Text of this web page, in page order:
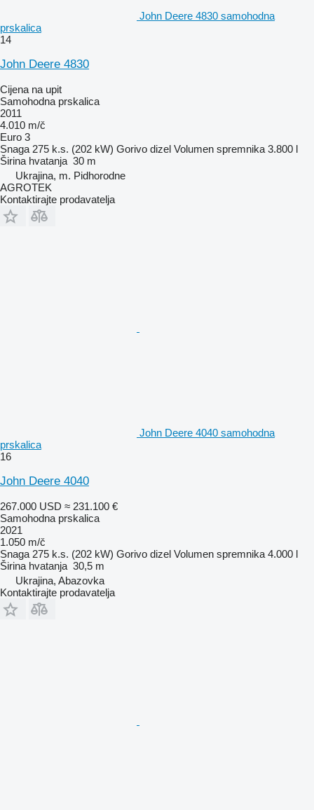
John Deere 4830 samohodna
prskalica
14
John Deere 4830
Cijena na upit
Samohodna prskalica
2011
4.010 m/č
Euro 3
Snaga 275 k.s. (202 kW) Gorivo dizel Volumen spremnika 3.800 l
Širina hvatanja 30 m
Ukrajina, m. Pidhorodne
AGROTEK
Kontaktirajte prodavatelja
John Deere 4040 samohodna
prskalica
16
John Deere 4040
267.000 USD ≈ 231.100 €
Samohodna prskalica
2021
1.050 m/č
Snaga 275 k.s. (202 kW) Gorivo dizel Volumen spremnika 4.000 l
Širina hvatanja 30,5 m
Ukrajina, Abazovka
Kontaktirajte prodavatelja